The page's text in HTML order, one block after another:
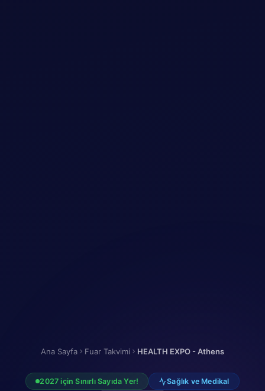
Ana Sayfa Fuar Takvimi HEALTH EXPO - Athens
2027 için Sınırlı Sayıda Yer!
Sağlık ve Medikal